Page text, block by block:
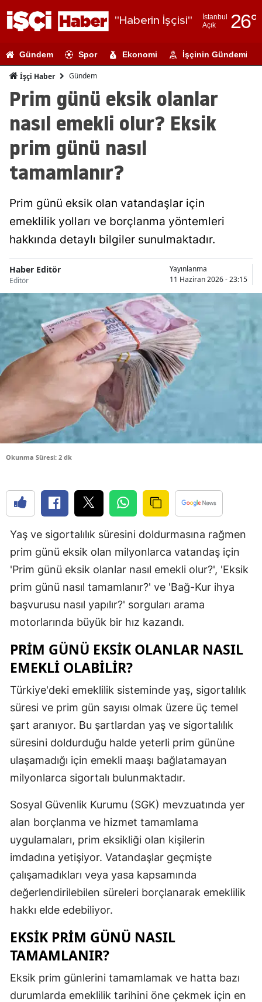
"Haberin İşçisi"
İstanbul
Açık
26°
Adıyaman
Ağrı
Amasya
Aydın
Bilecik
Çankırı
Denizli
Diyarbakır
Edirne
Erzincan
Gaziantep
Gümüşhane
Hakkari
Mersin
Kastamonu
Kocaeli
Gündem Spor Ekonomi İşçinin Gündemi
İşçi Haber Gündem
Prim günü eksik olanlar
nasıl emekli olur? Eksik
prim günü nasıl
tamamlanır?
Prim günü eksik olan vatandaşlar için
emeklilik yolları ve borçlanma yöntemleri
hakkında detaylı bilgiler sunulmaktadır.
Haber Editör
Editör
Yayınlanma
11 Haziran 2026 - 23:15
Okunma Süresi: 2 dk
Yaş ve sigortalılık süresini doldurmasına rağmen
prim günü eksik olan milyonlarca vatandaş için
'Prim günü eksik olanlar nasıl emekli olur?', 'Eksik
prim günü nasıl tamamlanır?' ve 'Bağ-Kur ihya
başvurusu nasıl yapılır?' sorguları arama
motorlarında büyük bir hız kazandı.
PRIM GÜNÜ EKSIK OLANLAR NASIL
EMEKLI OLABILIR?
Türkiye'deki emeklilik sisteminde yaş, sigortalılık
süresi ve prim gün sayısı olmak üzere üç temel
şart aranıyor. Bu şartlardan yaş ve sigortalılık
süresini doldurduğu halde yeterli prim gününe
ulaşamadığı için emekli maaşı bağlatamayan
milyonlarca sigortalı bulunmaktadır.
Sosyal Güvenlik Kurumu (SGK) mevzuatında yer
alan borçlanma ve hizmet tamamlama
uygulamaları, prim eksikliği olan kişilerin
imdadına yetişiyor. Vatandaşlar geçmişte
çalışamadıkları veya yasa kapsamında
değerlendirilebilen süreleri borçlanarak emeklilik
hakkı elde edebiliyor.
EKSIK PRIM GÜNÜ NASIL
TAMAMLANIR?
Eksik prim günlerini tamamlamak ve hatta bazı
durumlarda emeklilik tarihini öne çekmek için en